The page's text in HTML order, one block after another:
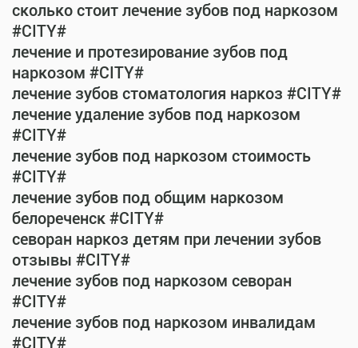
сколько стоит лечение зубов под наркозом
#CITY#
лечение и протезирование зубов под
наркозом #CITY#
лечение зубов стоматология наркоз #CITY#
лечение удаление зубов под наркозом
#CITY#
лечение зубов под наркозом стоимость
#CITY#
лечение зубов под общим наркозом
белореченск #CITY#
севоран наркоз детям при лечении зубов
отзывы #CITY#
лечение зубов под наркозом севоран
#CITY#
лечение зубов под наркозом инвалидам
#CITY#